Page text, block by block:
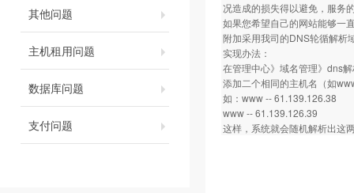
其他问题
主机租用问题
数据库问题
支付问题
况造成的损失得以避免，服务
如果您希望自己的网站能够一
附加采用我司的DNS轮循解析
实现办法：
在管理中心》域名管理》dns
添加二个相同的主机名（如
如：www -- 61.139.126.38
www -- 61.139.126.39
这样，系统就会随机解析出这